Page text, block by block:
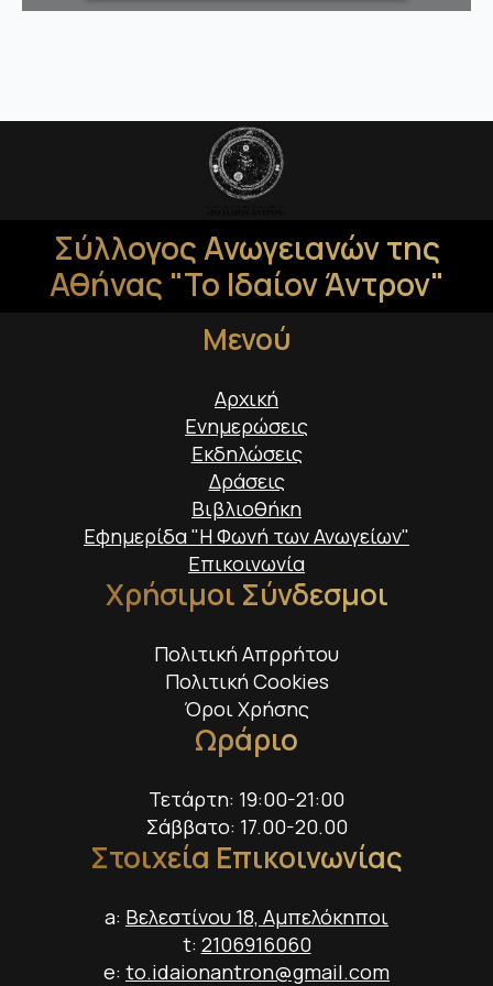
Σύλλογος Ανωγειανών της
Αθήνας "Το Ιδαίον Άντρον"
Μενού
Αρχική
Ενημερώσεις
Εκδηλώσεις
Δράσεις
Βιβλιοθήκη
Εφημερίδα "Η Φωνή των Ανωγείων"
Επικοινωνία
Χρήσιμοι Σύνδεσμοι
Πολιτική Απρρήτου
Πολιτική Cookies
Όροι Χρήσης
Ωράριο
Τετάρτη: 19:00-21:00
Σάββατο: 17.00-20.00
Στοιχεία Επικοινωνίας
a: Βελεστίνου 18, Αμπελόκηποι
t: 2106916060
e: to.idaionantron@gmail.com